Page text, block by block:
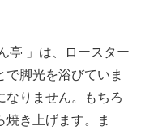
亭 」は、ロースター
脚光を浴びていま
なりません。もちろ
焼き上げます。ま